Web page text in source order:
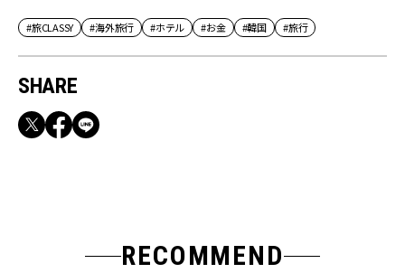
#旅CLASSY #海外旅行 #ホテル #お金 #韓国 #旅行
SHARE
RECOMMEND